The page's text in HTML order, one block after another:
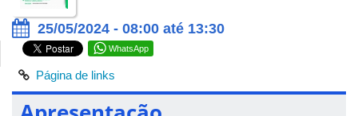
25/05/2024 - 08:00 até 13:30
WhatsApp
Página de links